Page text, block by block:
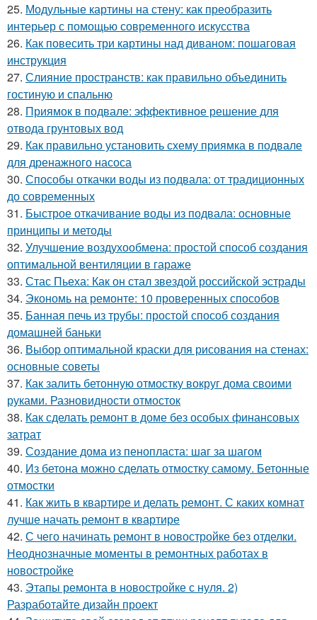
25. Модульные картины на стену: как преобразить
интерьер с помощью современного искусства
26. Как повесить три картины над диваном: пошаговая
инструкция
27. Слияние пространств: как правильно объединить
гостиную и спальню
28. Приямок в подвале: эффективное решение для
отвода грунтовых вод
29. Как правильно установить схему приямка в подвале
для дренажного насоса
30. Способы откачки воды из подвала: от традиционных
до современных
31. Быстрое откачивание воды из подвала: основные
принципы и методы
32. Улучшение воздухообмена: простой способ создания
оптимальной вентиляции в гараже
33. Стас Пьеха: Как он стал звездой российской эстрады
34. Экономь на ремонте: 10 проверенных способов
35. Банная печь из трубы: простой способ создания
домашней баньки
36. Выбор оптимальной краски для рисования на стенах:
основные советы
37. Как залить бетонную отмостку вокруг дома своими
руками. Разновидности отмосток
38. Как сделать ремонт в доме без особых финансовых
затрат
39. Создание дома из пенопласта: шаг за шагом
40. Из бетона можно сделать отмостку самому. Бетонные
отмостки
41. Как жить в квартире и делать ремонт. С каких комнат
лучше начать ремонт в квартире
42. С чего начинать ремонт в новостройке без отделки.
Неоднозначные моменты в ремонтных работах в
новостройке
43. Этапы ремонта в новостройке с нуля. 2)
Разработайте дизайн проект